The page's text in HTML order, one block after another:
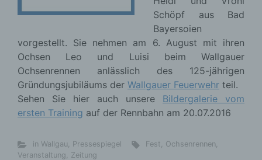
Schöpf aus Bad
Bayersoien
vorgestellt. Sie nehmen am 6. August mit ihren
Ochsen Leo und Luisi beim Wallgauer
Ochsenrennen anlässlich des 125-jährigen
Gründungsjubiläums der Wallgauer Feuerwehr teil.
Sehen Sie hier auch unsere Bildergalerie vom
ersten Training auf der Rennbahn am 20.07.2016
in Wallgau, Pressespiegel Fest, Ochsenrennen,
Veranstaltung, Zeitung